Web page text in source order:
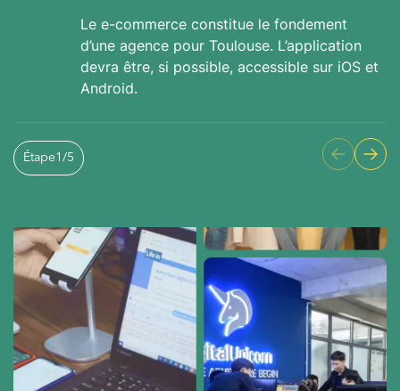
Le e-commerce constitue le fondement
d’une agence pour Toulouse. L’application
devra être, si possible, accessible sur iOS et
Android.
Étape1 /5